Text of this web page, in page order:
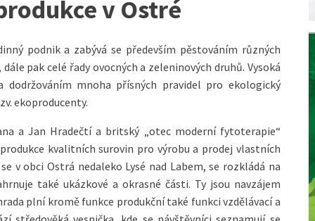
v Ostré
podnik a zabývá se především pěstováním různých
pak celé řady ovocných a zeleninových druhů. Vysoká
mnoha přísných pravidel pro ekologický
ekoproducenty.
a Jan Hradečtí a britský „otec moderní fytoterapie“
kvalitních surovin pro výrobu a prodej vlastních
v obci Ostrá nedaleko Lysé nad Labem, se rozkládá na
také ukázkové a okrasné části. Ty jsou navzájem
plní kromě funkce produkční také funkci vzdělávací a